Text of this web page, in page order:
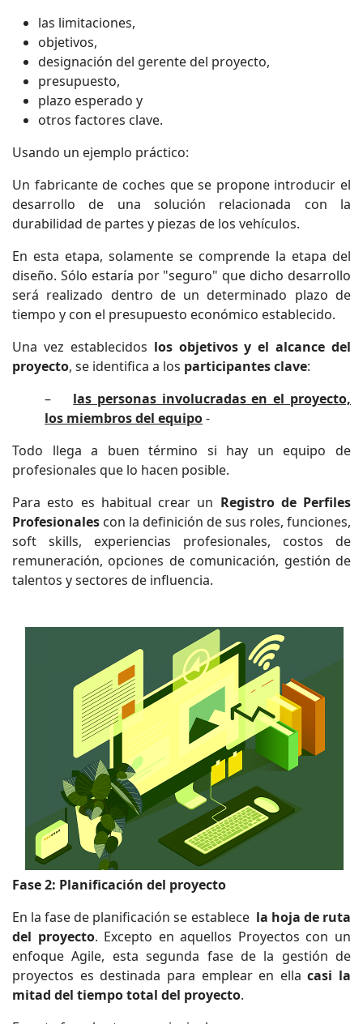
las limitaciones,
objetivos,
designación del gerente del proyecto,
presupuesto,
plazo esperado y
otros factores clave.
Usando un ejemplo práctico:
Un fabricante de coches que se propone introducir el
desarrollo de una solución relacionada con la
durabilidad de partes y piezas de los vehículos.
En esta etapa, solamente se comprende la etapa del
diseño. Sólo estaría por "seguro" que dicho desarrollo
será realizado dentro de un determinado plazo de
tiempo y con el presupuesto económico establecido.
Una vez establecidos los objetivos y el alcance del
proyecto, se identifica a los participantes clave:
– las personas involucradas en el proyecto,
los miembros del equipo-
Todo llega a buen término si hay un equipo de
profesionales que lo hacen posible.
Para esto es habitual crear un Registro de Perfiles
Profesionales con la definición de sus roles, funciones,
soft skills, experiencias profesionales, costos de
remuneración, opciones de comunicación, gestión de
talentos y sectores de influencia.
Fase 2: Planificación del proyecto
En la fase de planificación se establece la hoja de ruta
del proyecto. Excepto en aquellos Proyectos con un
enfoque Agile, esta segunda fase de la gestión de
proyectos es destinada para emplear en ellacasi la
mitad del tiempo total del proyecto.